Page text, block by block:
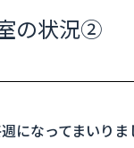
の状況②
になってまいり